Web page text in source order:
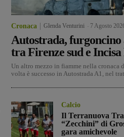
Cronaca Glenda Venturini 7 Agosto
Autostrada, furgoncino
tra Firenze sud e Incisa
Un altro mezzo in fiamme nella cronaca
volta è successo in Autostrada A1, nel
Calcio
Il Terranuova
“Zecchini” di
gara amichevole